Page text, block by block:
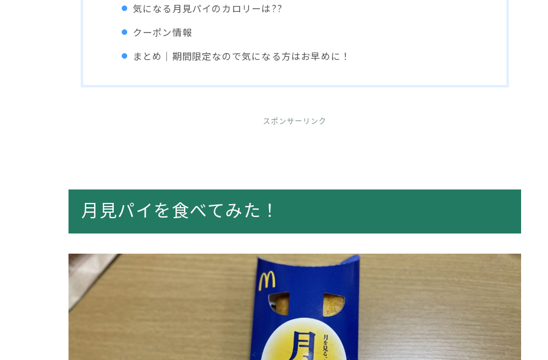
気になる月見パイのカロリーは??
クーポン情報
まとめ｜期間限定なので気になる方はお早めに！
スポンサーリンク
月見パイを食べてみた！